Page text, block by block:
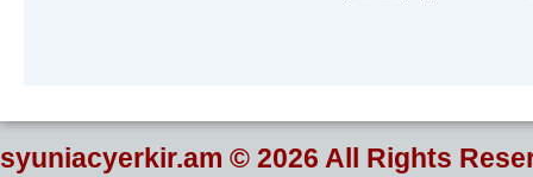
syuniacyerkir.am © 2026 All Rights